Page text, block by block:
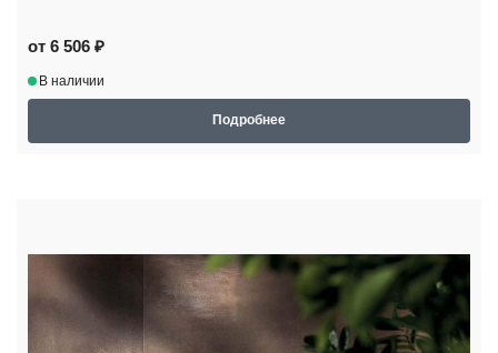
от 6 506 ₽
В наличии
Подробнее